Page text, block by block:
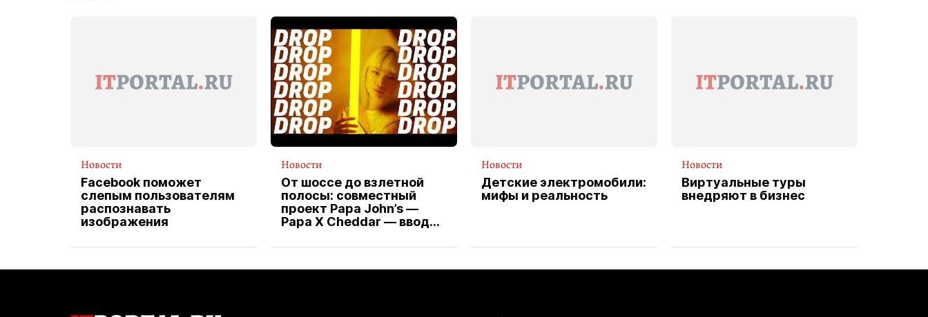
Новости
Facebook поможет
слепым пользователям
распознавать
изображения
Новости
От шоссе до взлетной
полосы: совместный
проект Papa John’s —
Papa X Cheddar — вводит
водителя службы
Новости
Детские электромобили:
мифы и реальность
Новости
Виртуальные туры
внедряют в бизнес